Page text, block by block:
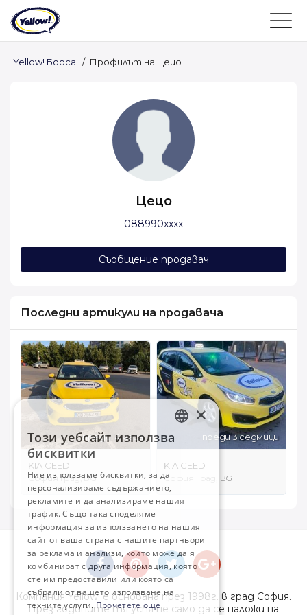
Yellow! Борса / Профилът на Цецо
Цецо
088990xxxx
Съобщение продавач
Последни артикули на продавача
преди 14 часа
KIA CEED
София Град, BG
преди 3 седмици
KIA CEED
София Град, BG
Компания Yellow! е основана през 1998г. в град София.
През годините тя успя не само да се наложи на
BULGARIAN
ENGLISH
×
Този уебсайт използва
бисквитки
Ние използваме бисквитки, за да
персонализираме съдържанието,
рекламите и да анализираме нашия
трафик. Също така споделяме
информация за използването на нашия
сайт от ваша страна с нашите партньори
за реклама и анализи, които може да я
комбинират с друга информация, която
сте им предоставили или която са
събрали от вашето използване на
техните услуги. Прочетете още